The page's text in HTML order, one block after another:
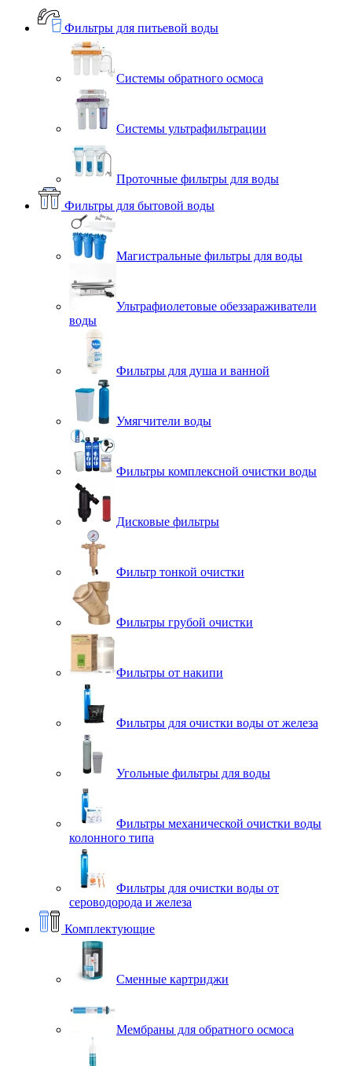
Фильтры для питьевой воды
Системы обратного осмоса
Системы ультрафильтрации
Проточные фильтры для воды
Фильтры для бытовой воды
Магистральные фильтры для воды
Ультрафиолетовые обеззараживатели
воды
Фильтры для душа и ванной
Умягчители воды
Фильтры комплексной очистки воды
Дисковые фильтры
Фильтр тонкой очистки
Фильтры грубой очистки
Фильтры от накипи
Фильтры для очистки воды от железа
Угольные фильтры для воды
Фильтры механической очистки воды
колонного типа
Фильтры для очистки воды от
сероводорода и железа
Комплектующие
Сменные картриджи
Мембраны для обратного осмоса